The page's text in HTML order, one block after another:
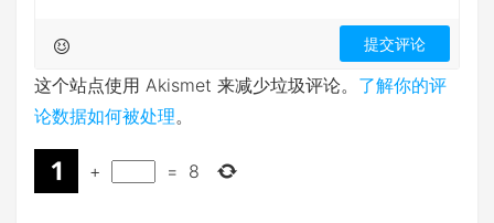
这个站点使用 Akismet 来减少垃圾评论。 了解你的评
论数据如何被处理。
+ = 8